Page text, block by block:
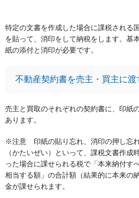
特定の文書を作成した場合に課税される
を貼って、消印をして納税をします。基
紙の添付と消印が必要です。
不動産契約書を売主・買主に渡
売主と買取のそれぞれの契約書に、印紙
あります。
※注意 印紙の貼り忘れ、消印の押し忘
（かたいぜい）といって、課税文書作成
った場合に課せられる税で「本来納付す
相当する額」の合計額（結果的に本来の
金が課せられます。